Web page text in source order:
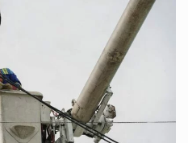
INTERVENIDA
PREVENTIVO
EN
SUBESTACIÓN
SILENCIO